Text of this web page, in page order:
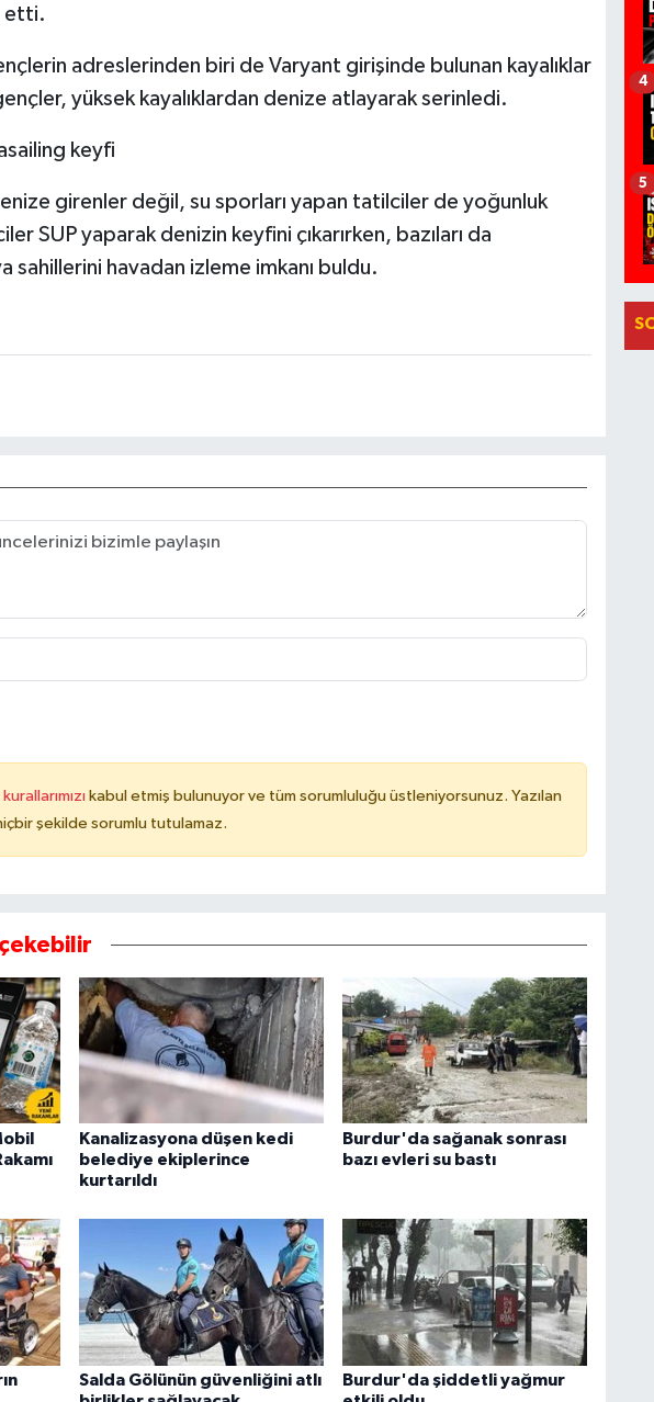
etti.
adreslerinden biri de Varyant girişinde bulunan kayalıklar
yüksek kayalıklardan denize atlayarak serinledi.
keyfi
girenler değil, su sporları yapan tatilciler de yoğunluk
SUP yaparak denizin keyfini çıkarırken, bazıları da
sahillerini havadan izleme imkanı buldu.
kabul etmiş bulunuyor ve tüm sorumluluğu üstleniyorsunuz. Yazılan
şekilde sorumlu tutulamaz.
Kanalizasyona düşen kedi
belediye ekiplerince
kurtarıldı
Burdur'da sağanak sonrası
bazı evleri su bastı
Salda Gölünün güvenliğini atlı
Burdur'da şiddetli yağmur
4
5